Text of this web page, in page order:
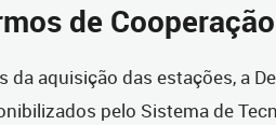
de Cooperação
da aquisição das estações, a
pelo Sistema de